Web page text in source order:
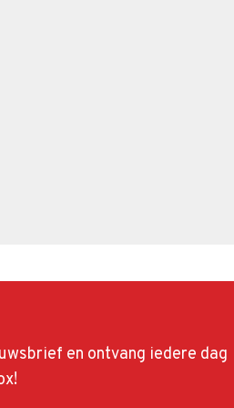
en ontvang iedere dag